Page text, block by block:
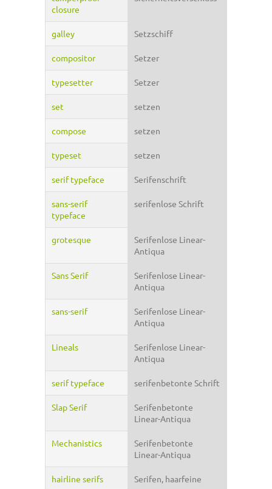
closure
galley Setzschiff
compositor Setzer
typesetter Setzer
set setzen
compose setzen
typeset setzen
serif typeface Serifenschrift
sans-serif
typeface
serifenlose Schrift
grotesque
Serifenlose Linear-
Antiqua
Sans Serif
Serifenlose Linear-
Antiqua
sans-serif
Serifenlose Linear-
Antiqua
Lineals
Serifenlose Linear-
Antiqua
serif typeface serifenbetonte Schrift
Slap Serif
Serifenbetonte
Linear-Antiqua
Mechanistics
Serifenbetonte
Linear-Antiqua
hairline serifs Serifen, haarfeine